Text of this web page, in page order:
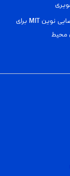
مدل صوتی فضایی نوین MIT برای
محیط